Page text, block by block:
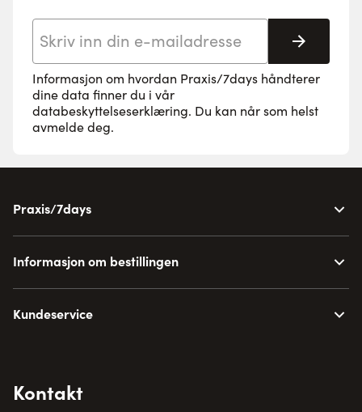
Informasjon om hvordan Praxis/7days håndterer
dine data finner du i vår
databeskyttelseserklæring. Du kan når som helst
avmelde deg.
Praxis/7days
Informasjon om bestillingen
Kundeservice
Kontakt